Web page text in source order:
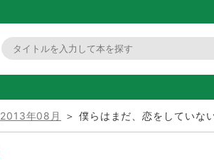
2013年08月 ＞ 僕らはまだ、恋をしていな